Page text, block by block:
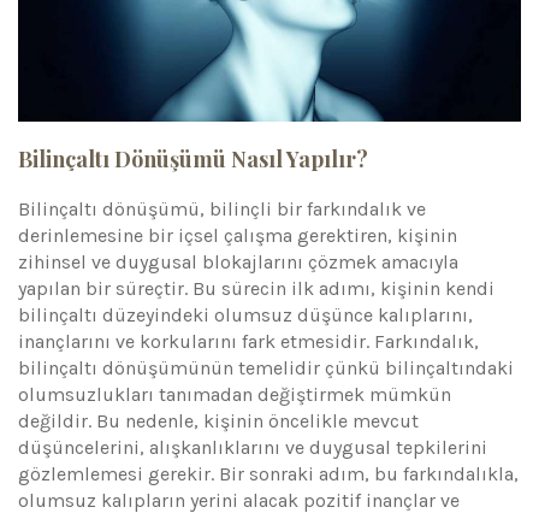
Bilinçaltı Dönüşümü Nasıl Yapılır?
Bilinçaltı dönüşümü, bilinçli bir farkındalık ve
derinlemesine bir içsel çalışma gerektiren, kişinin
zihinsel ve duygusal blokajlarını çözmek amacıyla
yapılan bir süreçtir. Bu sürecin ilk adımı, kişinin kendi
bilinçaltı düzeyindeki olumsuz düşünce kalıplarını,
inançlarını ve korkularını fark etmesidir. Farkındalık,
bilinçaltı dönüşümünün temelidir çünkü bilinçaltındaki
olumsuzlukları tanımadan değiştirmek mümkün
değildir. Bu nedenle, kişinin öncelikle mevcut
düşüncelerini, alışkanlıklarını ve duygusal tepkilerini
gözlemlemesi gerekir. Bir sonraki adım, bu farkındalıkla,
olumsuz kalıpların yerini alacak pozitif inançlar ve